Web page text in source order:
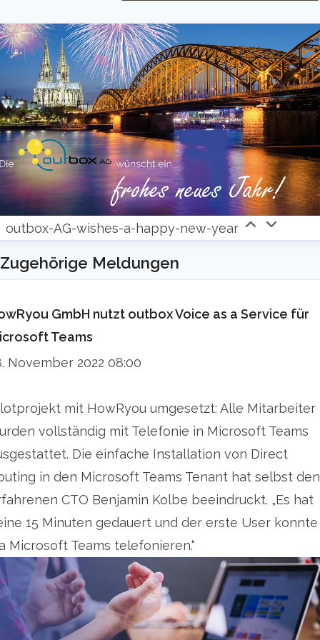
outbox-AG-wishes-a-happy-new-year
Zugehörige Meldungen
GmbH nutzt outbox Voice as a Service für
Teams
November 2022 08:00
mit HowRyou umgesetzt: Alle Mitarbeiter
vollständig mit Telefonie in Microsoft Teams
Die einfache Installation von Direct
in den Microsoft Teams Tenant hat selbst den
CTO Benjamin Kolbe beeindruckt. „Es hat
15 Minuten gedauert und der erste User konnte
Microsoft Teams telefonieren.“